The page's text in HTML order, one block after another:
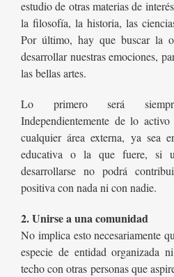
estudio de otras materias de
la filosofía, la historia, las
Por último, hay que buscar la
desarrollar nuestras emociones,
las bellas artes.
Lo primero será
Independientemente de lo
cualquier área externa, ya sea
educativa o la que fuere, si
desarrollarse no podrá
positiva con nada ni con nadie.
2. Unirse a una comunidad
No implica esto necesariamente
especie de entidad organizada
techo con otras personas que